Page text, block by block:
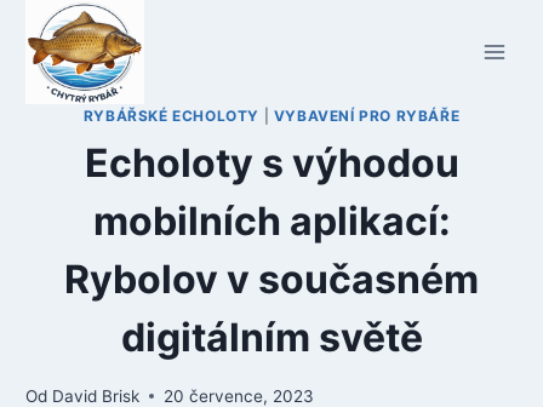
Přeskočit
obsah
RYBÁŘSKÉ ECHOLOTY VYBAVENÍ PRO RYBÁŘE
Echoloty s výhodou
mobilních aplikací:
Rybolov v současném
digitálním světě
Od David Brisk 20 července, 2023